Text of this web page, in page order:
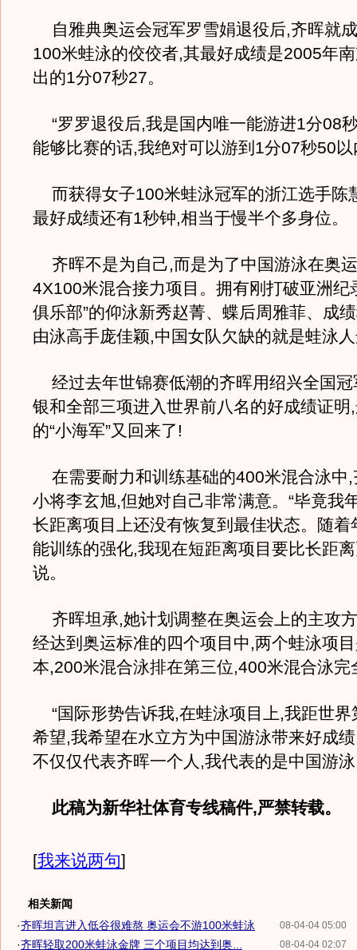
自雅典奥运会冠军罗雪娟退役后,齐晖就
100米蛙泳的佼佼者,其最好成绩是2005年
出的1分07秒27。
“罗罗退役后,我是国内唯一能游进1分08
能够比赛的话,我绝对可以游到1分07秒50以
而获得女子100米蛙泳冠军的浙江选手陈
最好成绩还有1秒钟,相当于慢半个多身位。
齐晖不是为自己,而是为了中国游泳在奥
4X100米混合接力项目。拥有刚打破亚洲纪
俱乐部”的仰泳新秀赵菁、蝶后周雅菲、成
由泳高手庞佳颖,中国女队欠缺的就是蛙泳
经过去年世锦赛低潮的齐晖用绍兴全国冠
银和全部三项进入世界前八名的好成绩证明
的“小海军”又回来了!
在需要耐力和训练基础的400米混合泳中,
小将李玄旭,但她对自己非常满意。“毕竟我
长距离项目上还没有恢复到最佳状态。随着
能训练的强化,我现在短距离项目要比长距
说。
齐晖坦承,她计划调整在奥运会上的主攻
经达到奥运标准的四个项目中,两个蛙泳项
本,200米混合泳排在第三位,400米混合泳完
“国际形势告诉我,在蛙泳项目上,我距世界
希望,我希望在水立方为中国游泳带来好成
不仅仅代表齐晖一个人,我代表的是中国游
此稿为新华社体育专线稿件,严禁转载。
[我来说两句]
相关新闻
08-04-04 05:00
·齐晖坦言进入低谷很难熬 奥运会不游100米蛙泳
08-04-04 02:07
·齐晖轻取200米蛙泳金牌 三个项目均达到奥...